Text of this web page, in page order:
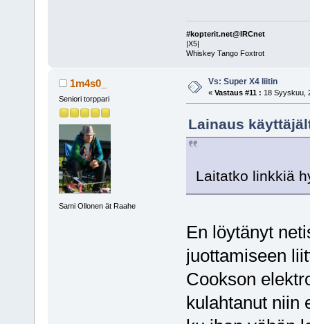
#kopterit.net@IRCnet
|X5|
Whiskey Tango Foxtrot
1m4s0_
Seniori torppari
Sami Ollonen ät Raahe
Vs: Super X4 liitin
« Vastaus #11 : 18 Syyskuu,
Lainaus
Laitatko linkkiä
En löytänyt
juottamiseen
Cookson
kulahtanut niin